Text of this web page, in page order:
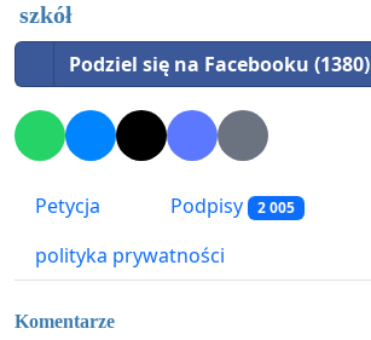
szkół
Podziel się na Facebooku (1380)
Petycja Podpisy 2 005
polityka prywatności
Komentarze